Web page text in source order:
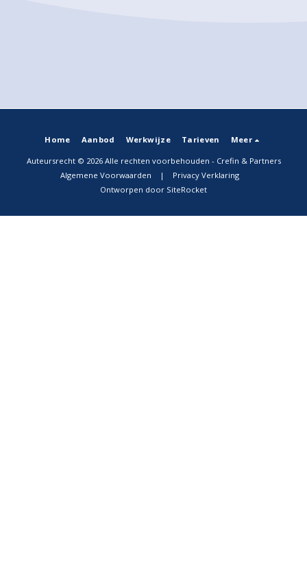
Home Aanbod Werkwijze Tarieven Meer
Auteursrecht © 2026 Alle rechten voorbehouden - Crefin & Partners
Algemene Voorwaarden | Privacy Verklaring
Ontworpen door SiteRocket